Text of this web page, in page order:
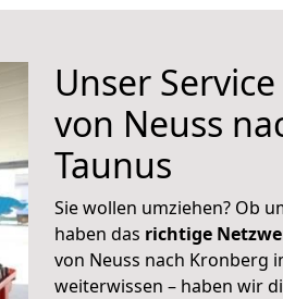
Unser
von Neuss
Taunus
Sie wollen umziehen? Ob
haben das richtige
von Neuss nach Kronberg
weiterwissen – haben wir